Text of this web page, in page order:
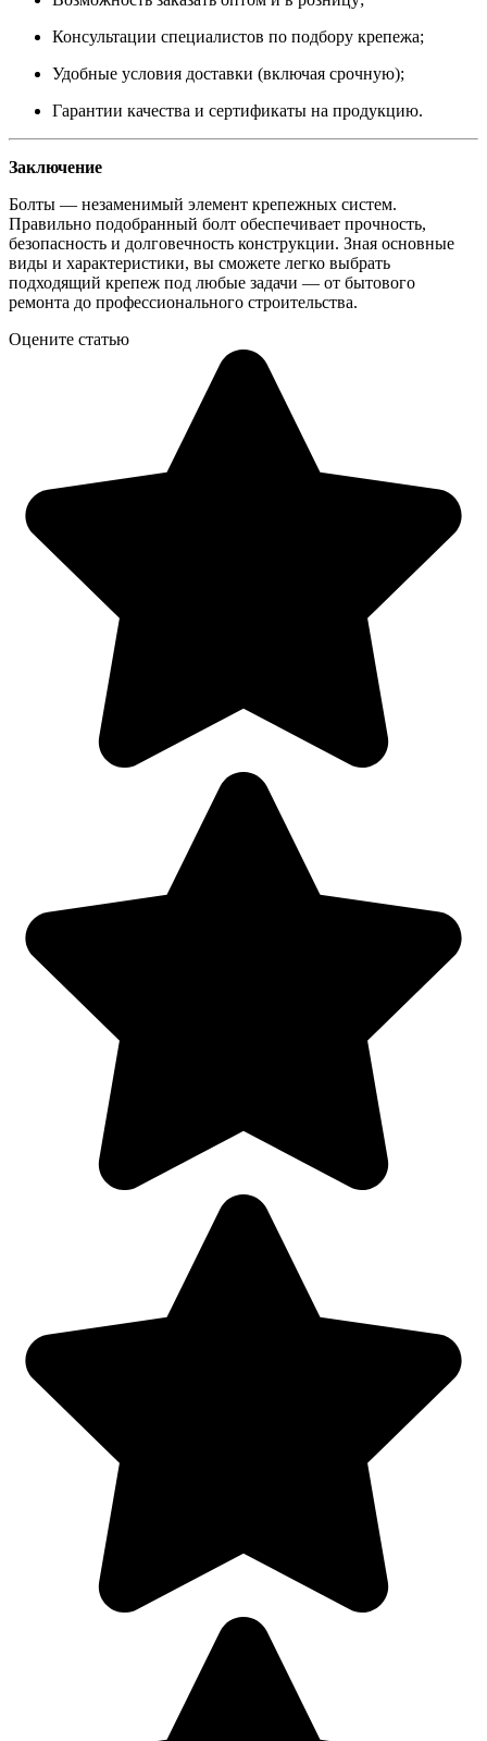
Консультации специалистов по подбору крепежа;
Удобные условия доставки (включая срочную);
Гарантии качества и сертификаты на продукцию.
Заключение
Болты — незаменимый элемент крепежных систем.
Правильно подобранный болт обеспечивает прочность,
безопасность и долговечность конструкции. Зная основные
виды и характеристики, вы сможете легко выбрать
подходящий крепеж под любые задачи — от бытового
ремонта до профессионального строительства.
Оцените статью